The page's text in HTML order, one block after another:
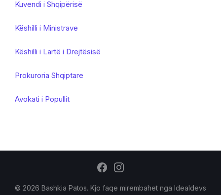
Kuvendi i Shqipërisë
Këshilli i Ministrave
Këshilli i Lartë i Drejtësisë
Prokuroria Shqiptare
Avokati i Popullit
© 2026 Bashkia Patos. Kjo faqe mirembahet nga Idealdevs